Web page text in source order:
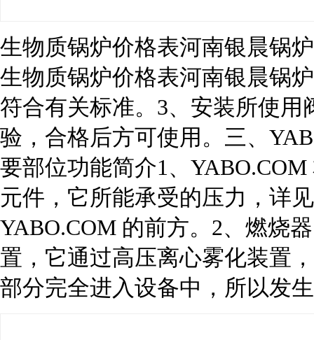
生物质锅炉价格表河南银晨锅
生物质锅炉价格表河南银晨锅
符合有关标准。3、安装所使
验，合格后方可使用。三、
要部位功能简介1、
元件，它所能承受的压力，详
YABO.COM 的前方。2、燃烧
置，它通过高压离心雾化装置
部分完全进入设备中，所以发